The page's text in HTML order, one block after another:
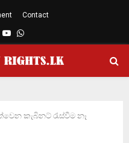
Contact
YoutubeWhatsapp
කැබිනට් රැස්වීම නෑ